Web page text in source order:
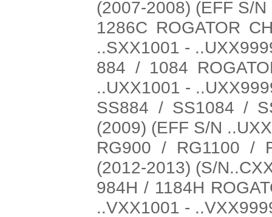
(2007-2008) (EFF S/
1286C ROGATOR
..SXX1001 -
884 / 1084
..UXX1001 -
SS884 / SS1084 /
(2009) (EFF S/N
RG900 / RG1100 /
(2012-2013) (S/
984H / 1184H
..VXX1001 -